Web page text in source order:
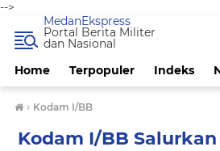
-->
Home Terpopuler Indeks
MedanEkspress
Portal Berita Militer
dan Nasional
› Kodam I/BB
Kodam I/BB Salurkan